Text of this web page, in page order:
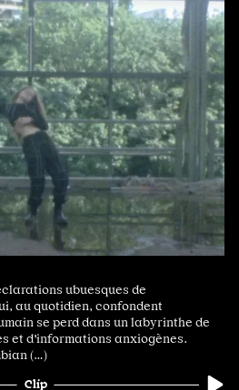
ubuesques de
au quotidien, confondent
se perd dans un labyrinthe de
et d'informations anxiogènes.
(…)
Clip